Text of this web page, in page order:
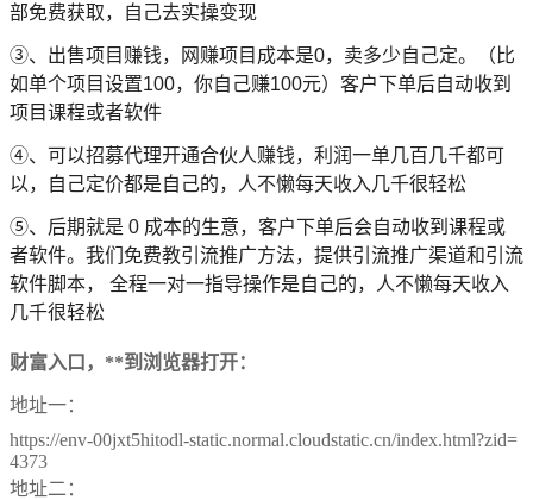
部免费获取，自己去实操变现
➂、出售项目赚钱，网赚项目成本是0，卖多少自己定。（比
如单个项目设置100，你自己赚100元）客户下单后自动收到
项目课程或者软件
➃、可以招募代理开通合伙人赚钱，利润一单几百几千都可
以，自己定价都是自己的，人不懒每天收入几千很轻松
➄、后期就是 0 成本的生意，客户下单后会自动收到课程或
者软件。我们免费教引流推广方法，提供引流推广渠道和引流
软件脚本， 全程一对一指导操作是自己的，人不懒每天收入
几千很轻松
财富入口，**到浏览器打开：
地址一：
https://env-00jxt5hitodl-static.normal.cloudstatic.cn/index.html?zid=
4373
地址二：